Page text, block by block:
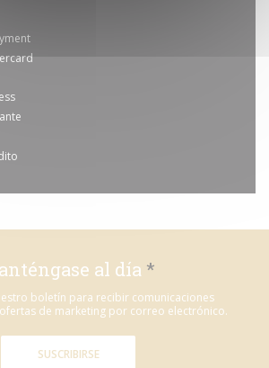
al día *
boletín para recibir comunicaciones
de marketing por correo electrónico.
SUSCRIBIRSE